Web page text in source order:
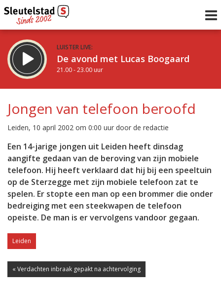
LUISTER LIVE:
De avond met Lucas Boogaard
21.00 - 23.00 uur
De avond van Sleutelstad
23.00 - 0.00 uur
Vorig uur
Inklappen
Jongen van telefoon beroofd
Leiden, 10 april 2002 om 0:00 uur door de redactie
Een 14-jarige jongen uit Leiden heeft dinsdag
aangifte gedaan van de beroving van zijn mobiele
telefoon. Hij heeft verklaard dat hij bij een speeltuin
op de Sterzegge met zijn mobiele telefoon zat te
spelen. Er stopte een man op een brommer die onder
bedreiging met een steekwapen de telefoon
opeiste. De man is er vervolgens vandoor gegaan.
Leiden
« Verdachten inbraak gepakt na achtervolging